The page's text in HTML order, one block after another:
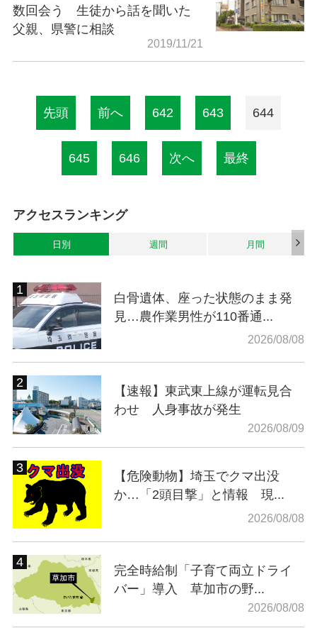
数回会う 生徒から話を聞いた
父親、県警に相談
2019/11/21
先頭 前へ 642 643 644
645 646 次へ 最終
アクセスランキング
日別 週間 月間
白骨遺体、座った状態のまま発
見…農作業男性が110番通...
2026/08/08
【速報】東武東上線が運転見合
わせ 人身事故が発生
2026/08/09
【危険動物】埼玉でクマ出没
か…「2頭目撃」と情報 現...
2026/08/08
完全時給制「子育て両立ドライ
バー」導入 草加市の野...
2026/08/08